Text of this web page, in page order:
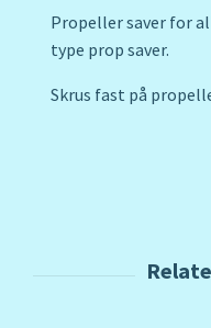
Propeller saver for
type prop saver.
Skrus fast på